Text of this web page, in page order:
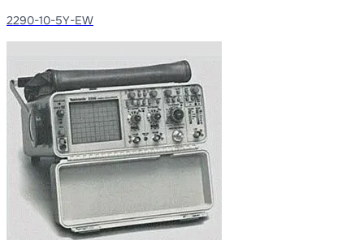
2290-10-5Y-EW